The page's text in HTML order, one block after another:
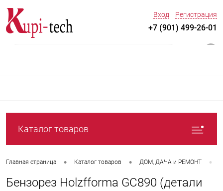
Вход Регистрация
+7 (901) 499-26-01
Каталог товаров
Главная страница • Каталог товаров • ДOM, ДАЧА и РЕМОНТ •
Бензорез Holzfforma GC890 (детали